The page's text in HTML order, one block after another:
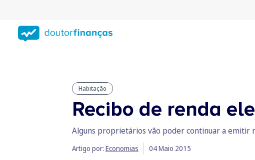
conteúdo
principal
Habitação
Recibo de renda
Alguns proprietários vão poder continuar a emitir
Artigo por: Economias 04 Maio 2015